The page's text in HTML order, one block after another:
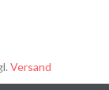
Versand